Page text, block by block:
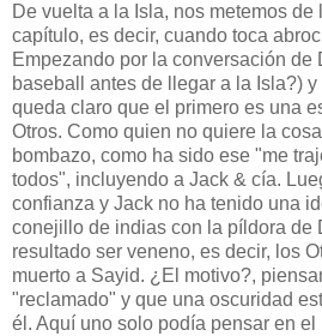
De vuelta a la Isla, nos metemos de
capítulo, es decir, cuando toca
Empezando por la conversación de
baseball antes de llegar a la Isla?)
queda claro que el primero es una
Otros. Como quien no quiere la
bombazo, como ha sido ese "me
todos", incluyendo a Jack & cía.
confianza y Jack no ha tenido una
conejillo de indias con la píldora de
resultado ser veneno, es decir, los
muerto a Sayid. ¿El motivo?,
"reclamado" y que una oscuridad
él. Aquí uno solo podía pensar en